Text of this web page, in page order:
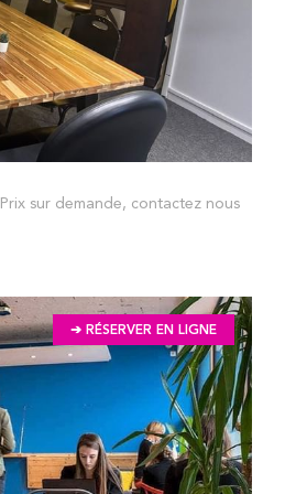
Prix sur demande, contactez nous
➔ RÉSERVER EN LIGNE